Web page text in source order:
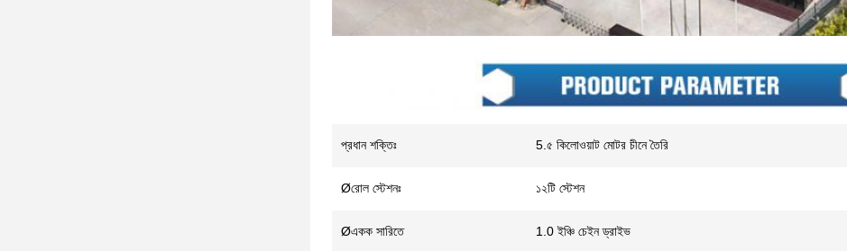
প্রধান শক্তিঃ 5.৫ কিলোওয়াট মোটর চীনে তৈরি
Øরোল স্টেশনঃ ১২টি স্টেশন
Øএকক সারিতে 1.0 ইঞ্চি চেইন ড্রাইভ